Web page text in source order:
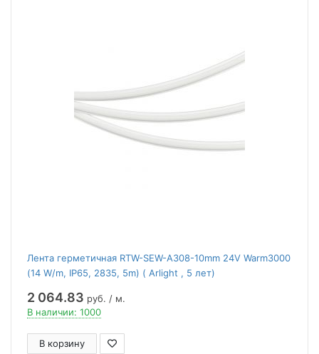
Лента герметичная RTW-SEW-A308-10mm 24V Warm3000
(14 W/m, IP65, 2835, 5m) ( Arlight , 5 лет)
2 064.83 руб. / м.
В наличии: 1000
В корзину